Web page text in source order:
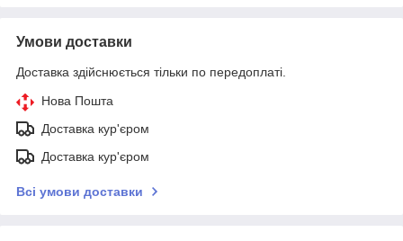
Умови доставки
Доставка здійснюється тільки по передоплаті.
Нова Пошта
Доставка кур'єром
Доставка кур'єром
Всі умови доставки